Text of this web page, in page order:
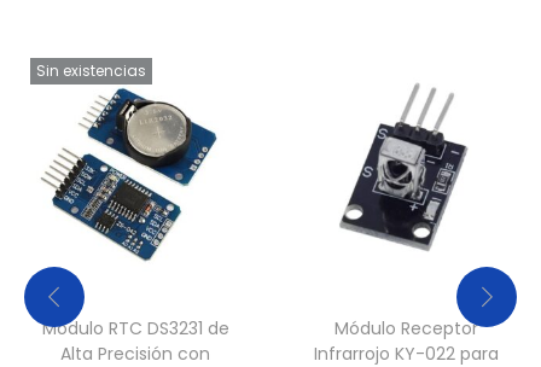
Sin existencias
Módulo RTC DS3231 de
Alta Precisión con
Módulo Receptor
Infrarrojo KY-022 para